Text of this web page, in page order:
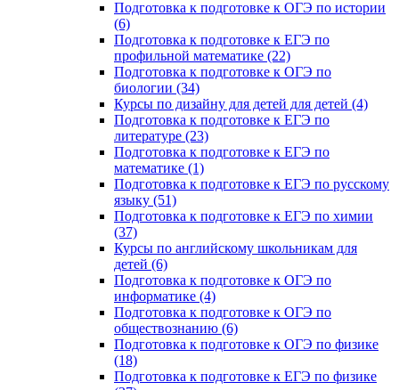
Подготовка к подготовке к ОГЭ по истории
(6)
Подготовка к подготовке к ЕГЭ по
профильной математике (22)
Подготовка к подготовке к ОГЭ по
биологии (34)
Курсы по дизайну для детей для детей (4)
Подготовка к подготовке к ЕГЭ по
литературе (23)
Подготовка к подготовке к ЕГЭ по
математике (1)
Подготовка к подготовке к ЕГЭ по русскому
языку (51)
Подготовка к подготовке к ЕГЭ по химии
(37)
Курсы по английскому школьникам для
детей (6)
Подготовка к подготовке к ОГЭ по
информатике (4)
Подготовка к подготовке к ОГЭ по
обществознанию (6)
Подготовка к подготовке к ОГЭ по физике
(18)
Подготовка к подготовке к ЕГЭ по физике